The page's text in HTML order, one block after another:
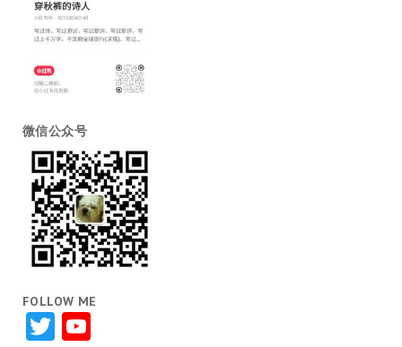
微信公众号
FOLLOW ME
TwitterYouTube